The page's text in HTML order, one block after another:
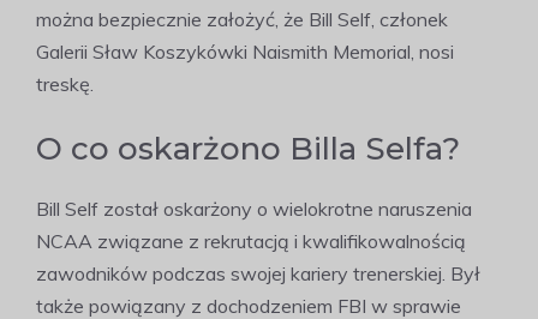
można bezpiecznie założyć, że Bill Self, członek
Galerii Sław Koszykówki Naismith Memorial, nosi
treskę.
O co oskarżono Billa Selfa?
Bill Self został oskarżony o wielokrotne naruszenia
NCAA związane z rekrutacją i kwalifikowalnością
zawodników podczas swojej kariery trenerskiej. Był
także powiązany z dochodzeniem FBI w sprawie